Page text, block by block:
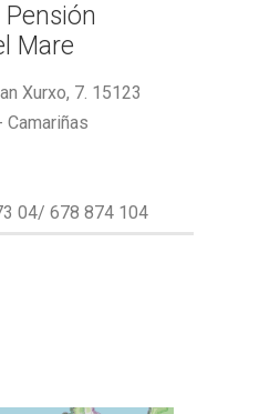
Pensión
Mare
Xurxo, 7. 15123
Camariñas
04/ 678 874 104